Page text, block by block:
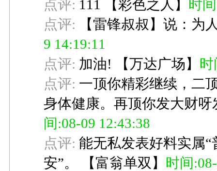
点评: 111 【彩色之人 】 时
点评:
【雷锋叔叔】说：为
9 14:19:11
点评: 加油! 【万达广场 】 时
点评: 一顶你精彩继续，二
身体健康。再顶你发大财
间:08-09 12:43:38
点评: 能无私发表好料实属“
安”。
【富翁单双 】 时间